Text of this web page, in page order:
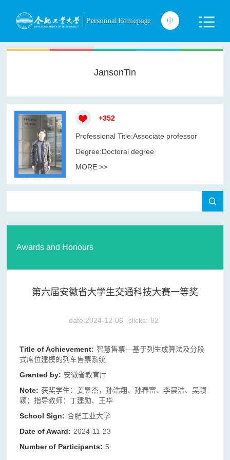
JansonTin
+352
Professional Title:Associate professor
Degree:Doctoral degree
MORE >>
Awards and Honours
第六届安徽省大学生交通科技大赛一等奖
date:2024-12-06 clicks: 82
Title of Achievement: 智慧售票—基于列生成算法及分段
式席位建模的列车售票系统
Granted by: 安徽省教育厅
Note: 获奖学生：姜昱杰，孙浩翔、孙春富、李晨浩、吴颖
颖；指导教师：丁建勋、王华
School Sign: 合肥工业大学
Date of Award: 2024-11-23
Number of Participants: 5